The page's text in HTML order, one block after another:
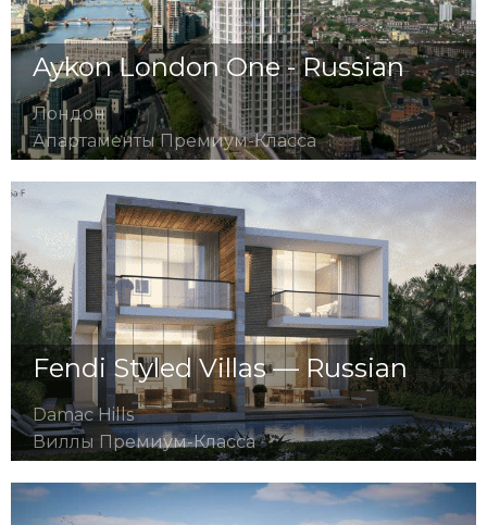
Aykon London One - Russian
Лондон
Апартаменты Премиум-Класса
Fendi Styled Villas — Russian
Damac Hills
Виллы Премиум-Класса